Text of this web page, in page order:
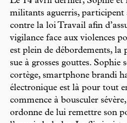
militants aguerris, participent
contre la loi Travail afin
vigilance face aux violences
est plein de débordements, la
sue à grosses gouttes. Sophie
cortège, smartphone brandi
électronique est là pour tout
commence à bousculer
ordonne de lui remettre son